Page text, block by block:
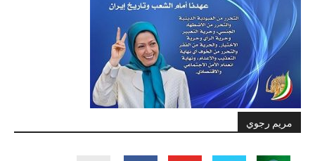
مريم رجوي